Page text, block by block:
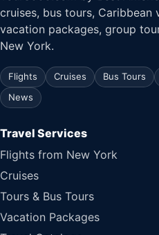
cruises, bus tours, Caribbean
vacation packages, group
New York.
Flights Cruises Bus Tours
News
Travel Services
Flights from New York
Cruises
Tours & Bus Tours
Vacation Packages